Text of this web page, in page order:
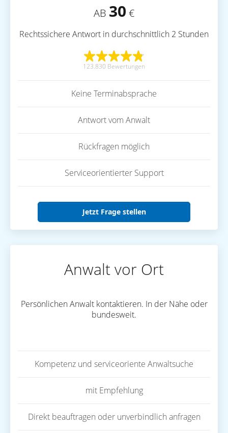
AB 30 €
Rechtssichere Antwort in durchschnittlich 2 Stunden
123.830 Bewertungen
Keine Terminabsprache
Antwort vom Anwalt
Rückfragen möglich
Serviceorientierter Support
Jetzt Frage stellen
Anwalt vor Ort
Persönlichen Anwalt kontaktieren. In der Nähe oder
bundesweit.
Kompetenz und serviceoriente Anwaltsuche
mit Empfehlung
Direkt beauftragen oder unverbindlich anfragen